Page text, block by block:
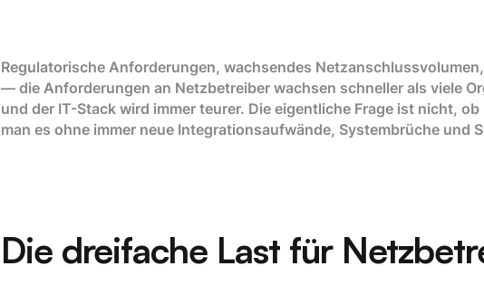
Regulatorische Anforderungen, wachsendes
— die Anforderungen an Netzbetreiber wachsen schneller als viele
und der IT-Stack wird immer teurer. Die eigentliche Frage ist nicht,
man es ohne immer neue Integrationsaufwände, Systembrüche und
Die dreifache Last für